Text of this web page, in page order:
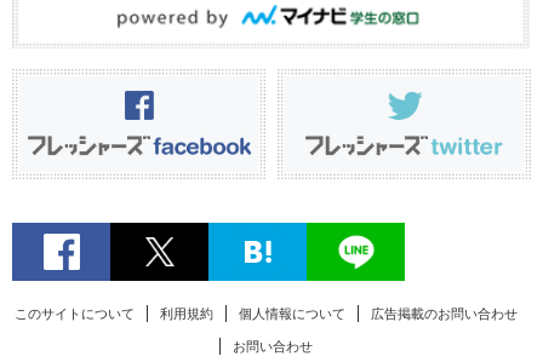
このサイトについて 利用規約 個人情報について 広告掲載のお問い合わせ
お問い合わせ